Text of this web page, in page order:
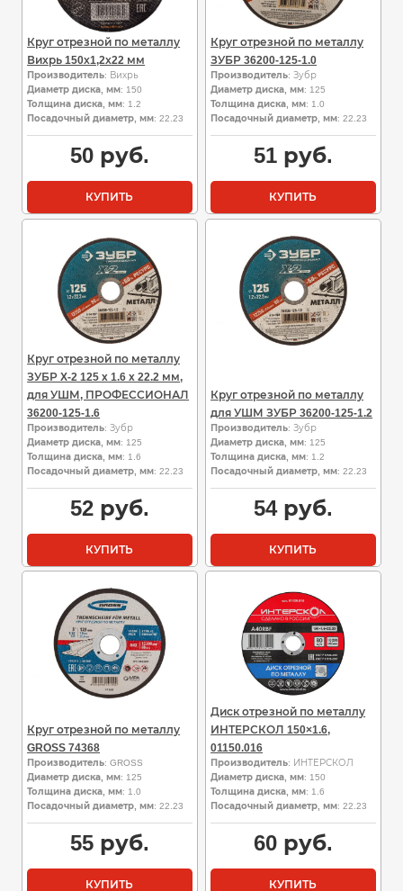
Круг отрезной по металлу
Вихрь 150х1,2х22 мм
Производитель: Вихрь
Диаметр диска, мм: 150
Толщина диска, мм: 1.2
Посадочный диаметр, мм: 22.23
50руб.
КУПИТЬ
Круг отрезной по металлу
ЗУБР 36200-125-1.0
Производитель: Зубр
Диаметр диска, мм: 125
Толщина диска, мм: 1.0
Посадочный диаметр, мм: 22.23
51руб.
КУПИТЬ
Круг отрезной по металлу
ЗУБР X-2 125 x 1.6 x 22.2 мм,
для УШМ, ПРОФЕССИОНАЛ
36200-125-1.6
Производитель: Зубр
Диаметр диска, мм: 125
Толщина диска, мм: 1.6
Посадочный диаметр, мм: 22.23
52руб.
КУПИТЬ
Круг отрезной по металлу
для УШМ ЗУБР 36200-125-1.2
Производитель: Зубр
Диаметр диска, мм: 125
Толщина диска, мм: 1.2
Посадочный диаметр, мм: 22.23
54руб.
КУПИТЬ
Круг отрезной по металлу
GROSS 74368
Производитель: GROSS
Диаметр диска, мм: 125
Толщина диска, мм: 1.0
Посадочный диаметр, мм: 22.23
55руб.
КУПИТЬ
Диск отрезной по металлу
ИНТЕРСКОЛ 150×1.6,
01150.016
Производитель: ИНТЕРСКОЛ
Диаметр диска, мм: 150
Толщина диска, мм: 1.6
Посадочный диаметр, мм: 22.23
60руб.
КУПИТЬ